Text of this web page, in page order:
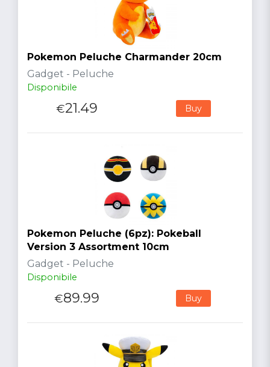
Pokemon Peluche Charmander 20cm
Gadget - Peluche
Disponibile
€21.49 Buy
Pokemon Peluche (6pz): Pokeball
Version 3 Assortment 10cm
Gadget - Peluche
Disponibile
€89.99 Buy